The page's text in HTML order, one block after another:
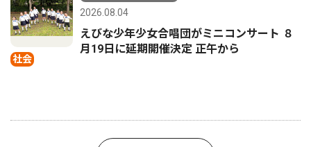
社会
2026.08.04
えびな少年少女合唱団がミニコンサート ８
月19日に延期開催決定 正午から